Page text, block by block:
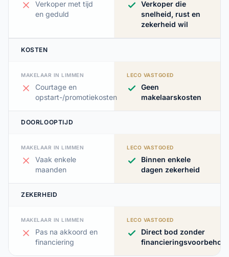
Verkoper met tijd
en geduld
Verkoper die
snelheid, rust en
zekerheid wil
KOSTEN
MAKELAAR IN LIMMEN
Courtage en
opstart-/promotiekosten
LECO VASTGOED
Geen
makelaarskosten
DOORLOOPTIJD
MAKELAAR IN LIMMEN
Vaak enkele
maanden
LECO VASTGOED
Binnen enkele
dagen zekerheid
ZEKERHEID
MAKELAAR IN LIMMEN
Pas na akkoord en
financiering
LECO VASTGOED
Direct bod zonder